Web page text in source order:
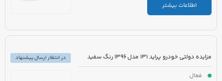
اطلاعات بیشتر
مزایده دولتی خودرو پراید 131 مدل 1396 رنگ سفید
فعال
در انتظار ارسال پیشنهاد